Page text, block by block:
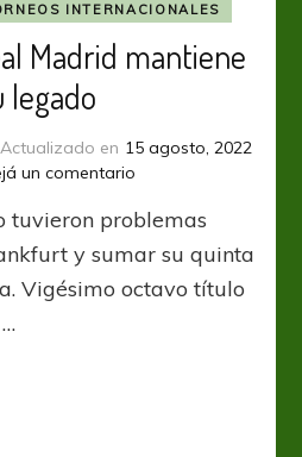
INTERNACIONALES
Madrid mantiene
legado
Actualizado en 15 agosto, 2022
un comentarioen
Real
Madrid
mantiene
su
tuvieron problemas
y sumar su quinta
Vigésimo octavo título